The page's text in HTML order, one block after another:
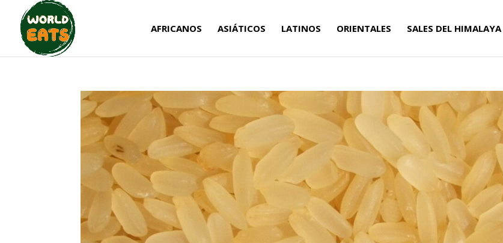
AFRICANOS ASIÁTICOS LATINOS ORIENTALES SALES DEL HIMALAYA